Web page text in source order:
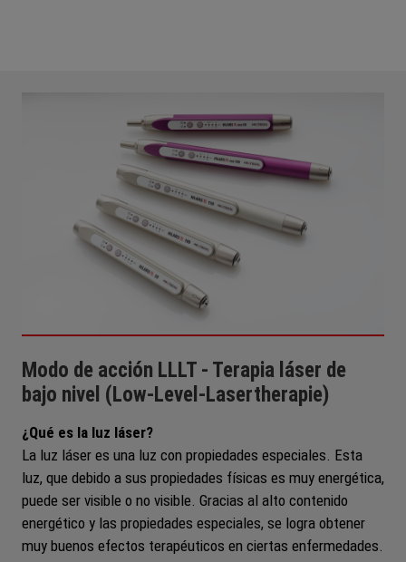
Modo de acción LLLT - Terapia láser de
bajo nivel (Low-Level-Lasertherapie)
¿Qué es la luz láser?
La luz láser es una luz con propiedades especiales. Esta
luz, que debido a sus propiedades físicas es muy energética,
puede ser visible o no visible. Gracias al alto contenido
energético y las propiedades especiales, se logra obtener
muy buenos efectos terapéuticos en ciertas enfermedades.